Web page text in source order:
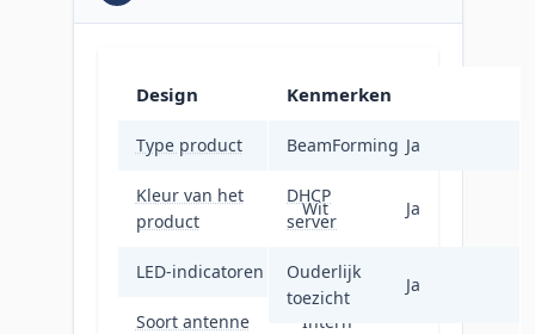
Design
Type product Netwerkrouter
Kleur van het
product
Wit
LED-indicatoren Stroom
Soort antenne Intern
Kenmerken
BeamForming Ja
DHCP
server
Ja
Ouderlijk
toezicht
Ja